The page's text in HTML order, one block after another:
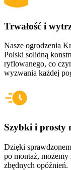
Trwałość i
Nasze ogrodzenia
Polski solidną
ryflowanego, co
wyzwania każdej
Szybki i prosty
Dzięki
po montaż,
zbędnych opóźnień.